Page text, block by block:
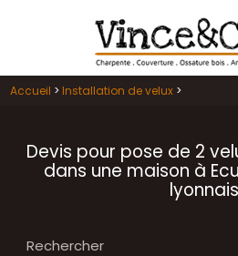
Accueil > Installation de velux >
Devis pour pose de 2
dans une maison à
lyonnais
Rechercher